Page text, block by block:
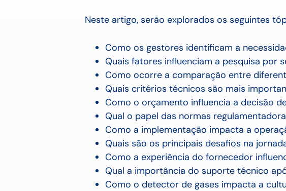
Neste artigo, serão explorados os seguintes
Como os gestores identificam a
Quais fatores influenciam a pesquisa por
Como ocorre a comparação entre
Quais critérios técnicos são mais
Como o orçamento influencia a decisão
Qual o papel das normas
Como a implementação impacta a
Quais são os principais desafios na
Como a experiência do fornecedor
Qual a importância do suporte técnico
Como o detector de gases impacta a